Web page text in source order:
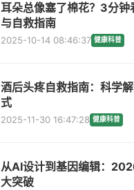
耳朵总像塞了棉花？3分钟
与自救指南
2025-10-14 08:46:37 健康科普
酒后头疼自救指南：科学
式
2025-11-30 16:47:28 健康科普
从AI设计到基因编辑：
大突破